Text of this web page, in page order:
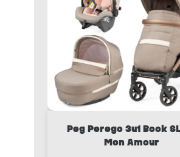
Peg Perego 3u1 Book
Mon Amour